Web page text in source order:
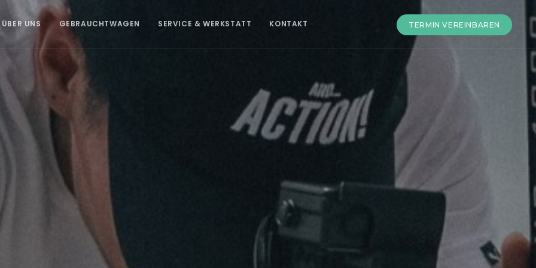
ÜBER UNS GEBRAUCHTWAGEN SERVICE & WERKSTATT KONTAKT TERMIN VEREINBAREN